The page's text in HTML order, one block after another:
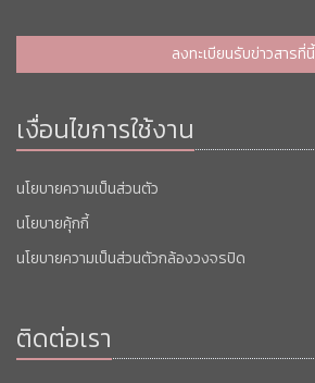
ลงทะเบียนรับข่าวสารที่นี้
เงื่อนไขการใช้งาน
นโยบายความเป็นส่วนตัว
นโยบายคุ้กกี้
นโยบายความเป็นส่วนตัวกล้องวงจรปิด
ติดต่อเรา